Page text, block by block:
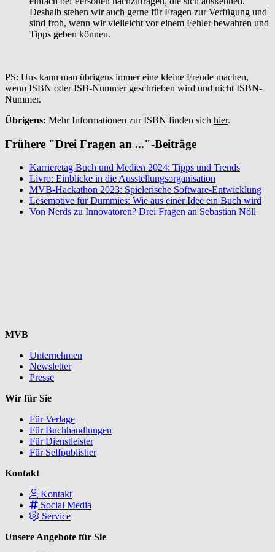
Deshalb stehen wir auch gerne für Fragen zur Verfügung und
sind froh, wenn wir vielleicht vor einem Fehler bewahren und
Tipps geben können.
PS: Uns kann man übrigens immer eine kleine Freude machen,
wenn ISBN oder ISB-Nummer geschrieben wird und nicht ISBN-
Nummer.
Übrigens: Mehr Informationen zur ISBN finden sich hier.
Frühere "Drei Fragen an ..."-Beiträge
Karrieretag Buch und Medien 2024: Tipps und Trends
Livro: Einblicke in die Ausstellungsorganisation
MVB-Hackathon 2023: Spielerische Software-Entwicklung
Lesemotive für Dummies: Wie aus einer Idee ein Buch wird
Von Nerds zu Innovatoren? Drei Fragen an Sebastian Nöll
MVB
Unternehmen
Newsletter
Presse
Wir für Sie
Für Verlage
Für Buchhandlungen
Für Dienstleister
Für Selfpublisher
Kontakt
Kontakt
Social Media
Service
Unsere Angebote für Sie